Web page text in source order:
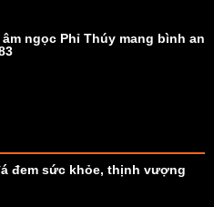
ngọc Phỉ Thúy mang bình an
đem sức khỏe, thịnh vượng